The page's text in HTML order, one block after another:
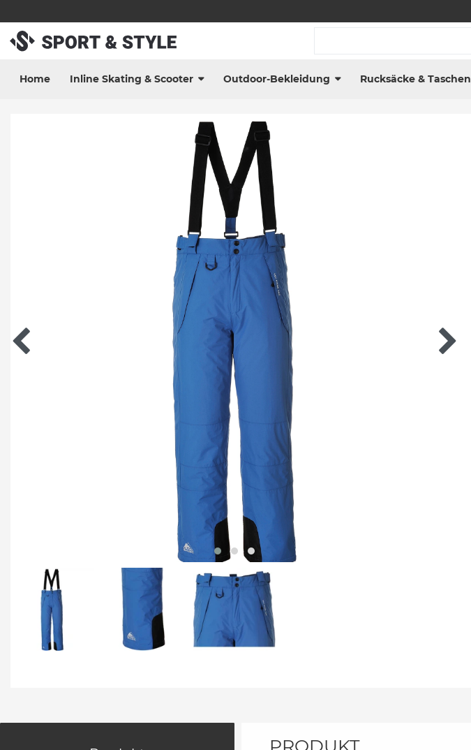
Home Inline Skating & Scooter Outdoor-Bekleidung Rucksäcke & Taschen